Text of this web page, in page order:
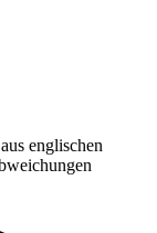
englischen